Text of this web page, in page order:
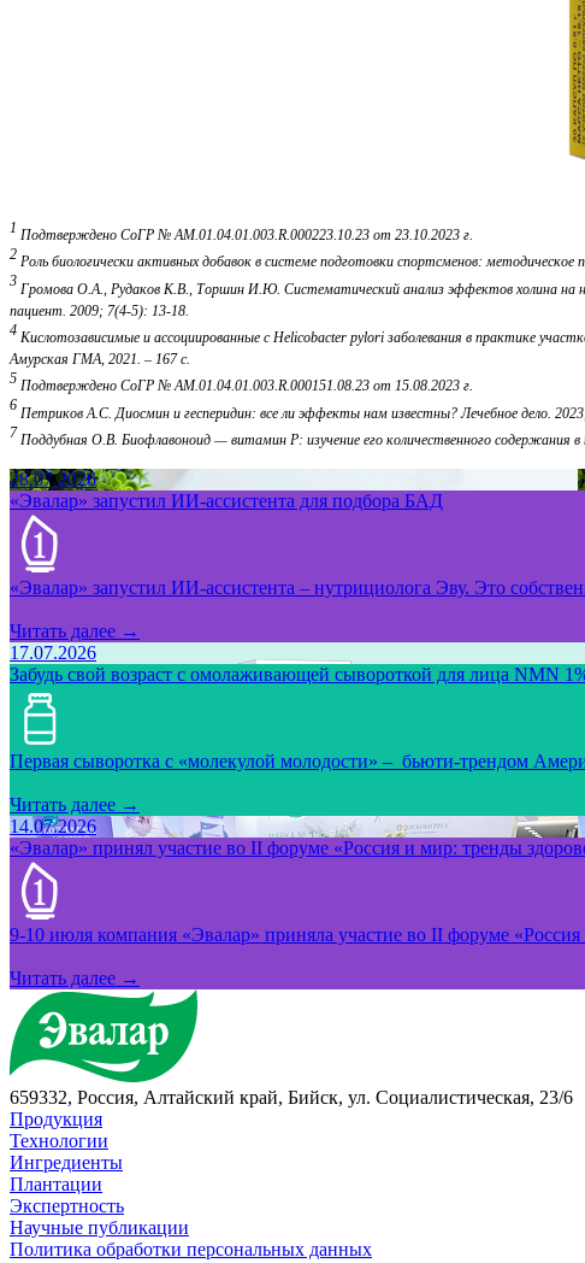
1 Подтверждено СоГР № AM.01.04.01.003.R.000223.10.23 от 23.10.2023 г.
2 Роль биологически активных добавок в системе подготовки спортсменов:
3 Громова О.А., Рудаков К.В., Торшин И.Ю. Систематический анализ эффектов холина на
пациент. 2009; 7(4-5): 13-18.
4 Кислотозависимые и ассоциированные с Нelicobacter pylori заболевания в практике
Амурская ГМА, 2021. – 167 с.
5 Подтверждено СоГР № AM.01.04.01.003.R.000151.08.23 от 15.08.2023 г.
6 Петриков А.С. Диосмин и гесперидин: все ли эффекты нам известны? Лечебное дело.
7 Поддубная О.В. Биофлавоноид — витамин Р: изучение его количественного содержания
28.07.2026
«Эвалар» запустил ИИ-ассистента для подбора БАД
«Эвалар» запустил ИИ-ассистента – нутрициолога Эву. Это
Читать далее →
17.07.2026
Забудь свой возраст с омолаживающей сывороткой для лица NMN
Первая сыворотка с «молекулой молодости» – бьюти-трендом
Читать далее →
14.07.2026
«Эвалар» принял участие во II форуме «Россия и мир: тренды
9-10 июля компания «Эвалар» приняла участие во II форуме
Читать далее →
659332, Россия, Алтайский край, Бийск, ул. Социалистическая, 23/6
Продукция
Технологии
Ингредиенты
Плантации
Экспертность
Научные публикации
Политика обработки персональных данных